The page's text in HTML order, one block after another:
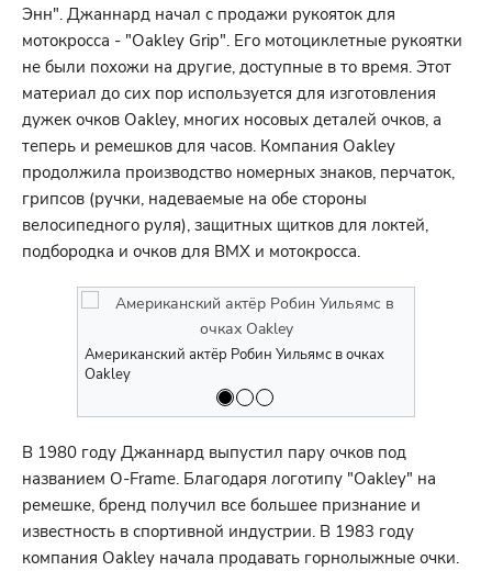
Энн". Джаннард начал с продажи рукояток для
мотокросса - "Oakley Grip". Его мотоциклетные рукоятки
не были похожи на другие, доступные в то время. Этот
материал до сих пор используется для изготовления
дужек очков Oakley, многих носовых деталей очков, а
теперь и ремешков для часов. Компания Oakley
продолжила производство номерных знаков, перчаток,
грипсов (ручки, надеваемые на обе стороны
велосипедного руля), защитных щитков для локтей,
подбородка и очков для BMX и мотокросса.
Американский актёр Робин Уильямс в очках
Oakley
В 1980 году Джаннард выпустил пару очков под
названием O-Frame. Благодаря логотипу "Oakley" на
ремешке, бренд получил все большее признание и
известность в спортивной индустрии. В 1983 году
компания Oakley начала продавать горнолыжные очки.